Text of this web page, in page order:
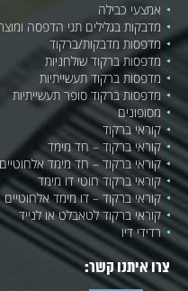
אמצעי כבילה
מדבקות בגלילים תגי הדפסה
מדפסות מדבקות/ברקוד
מדפסות ברקוד שולחניות
מדפסות ברקוד תעשייתיות
מדפסות ברקוד סופר תעשייתיות
מסופונים
קוראי ברקוד
קוראי ברקוד – חד מימד
קוראי ברקוד – חד מימד אלחוטיים
קוראי ברקוד חוטי דו מימד
קוראי ברקוד – דו מימד אלחוטיים
קוראי ברקוד לטאבלט או לנייד
רדידי דיו
צרו איתנו קשר: